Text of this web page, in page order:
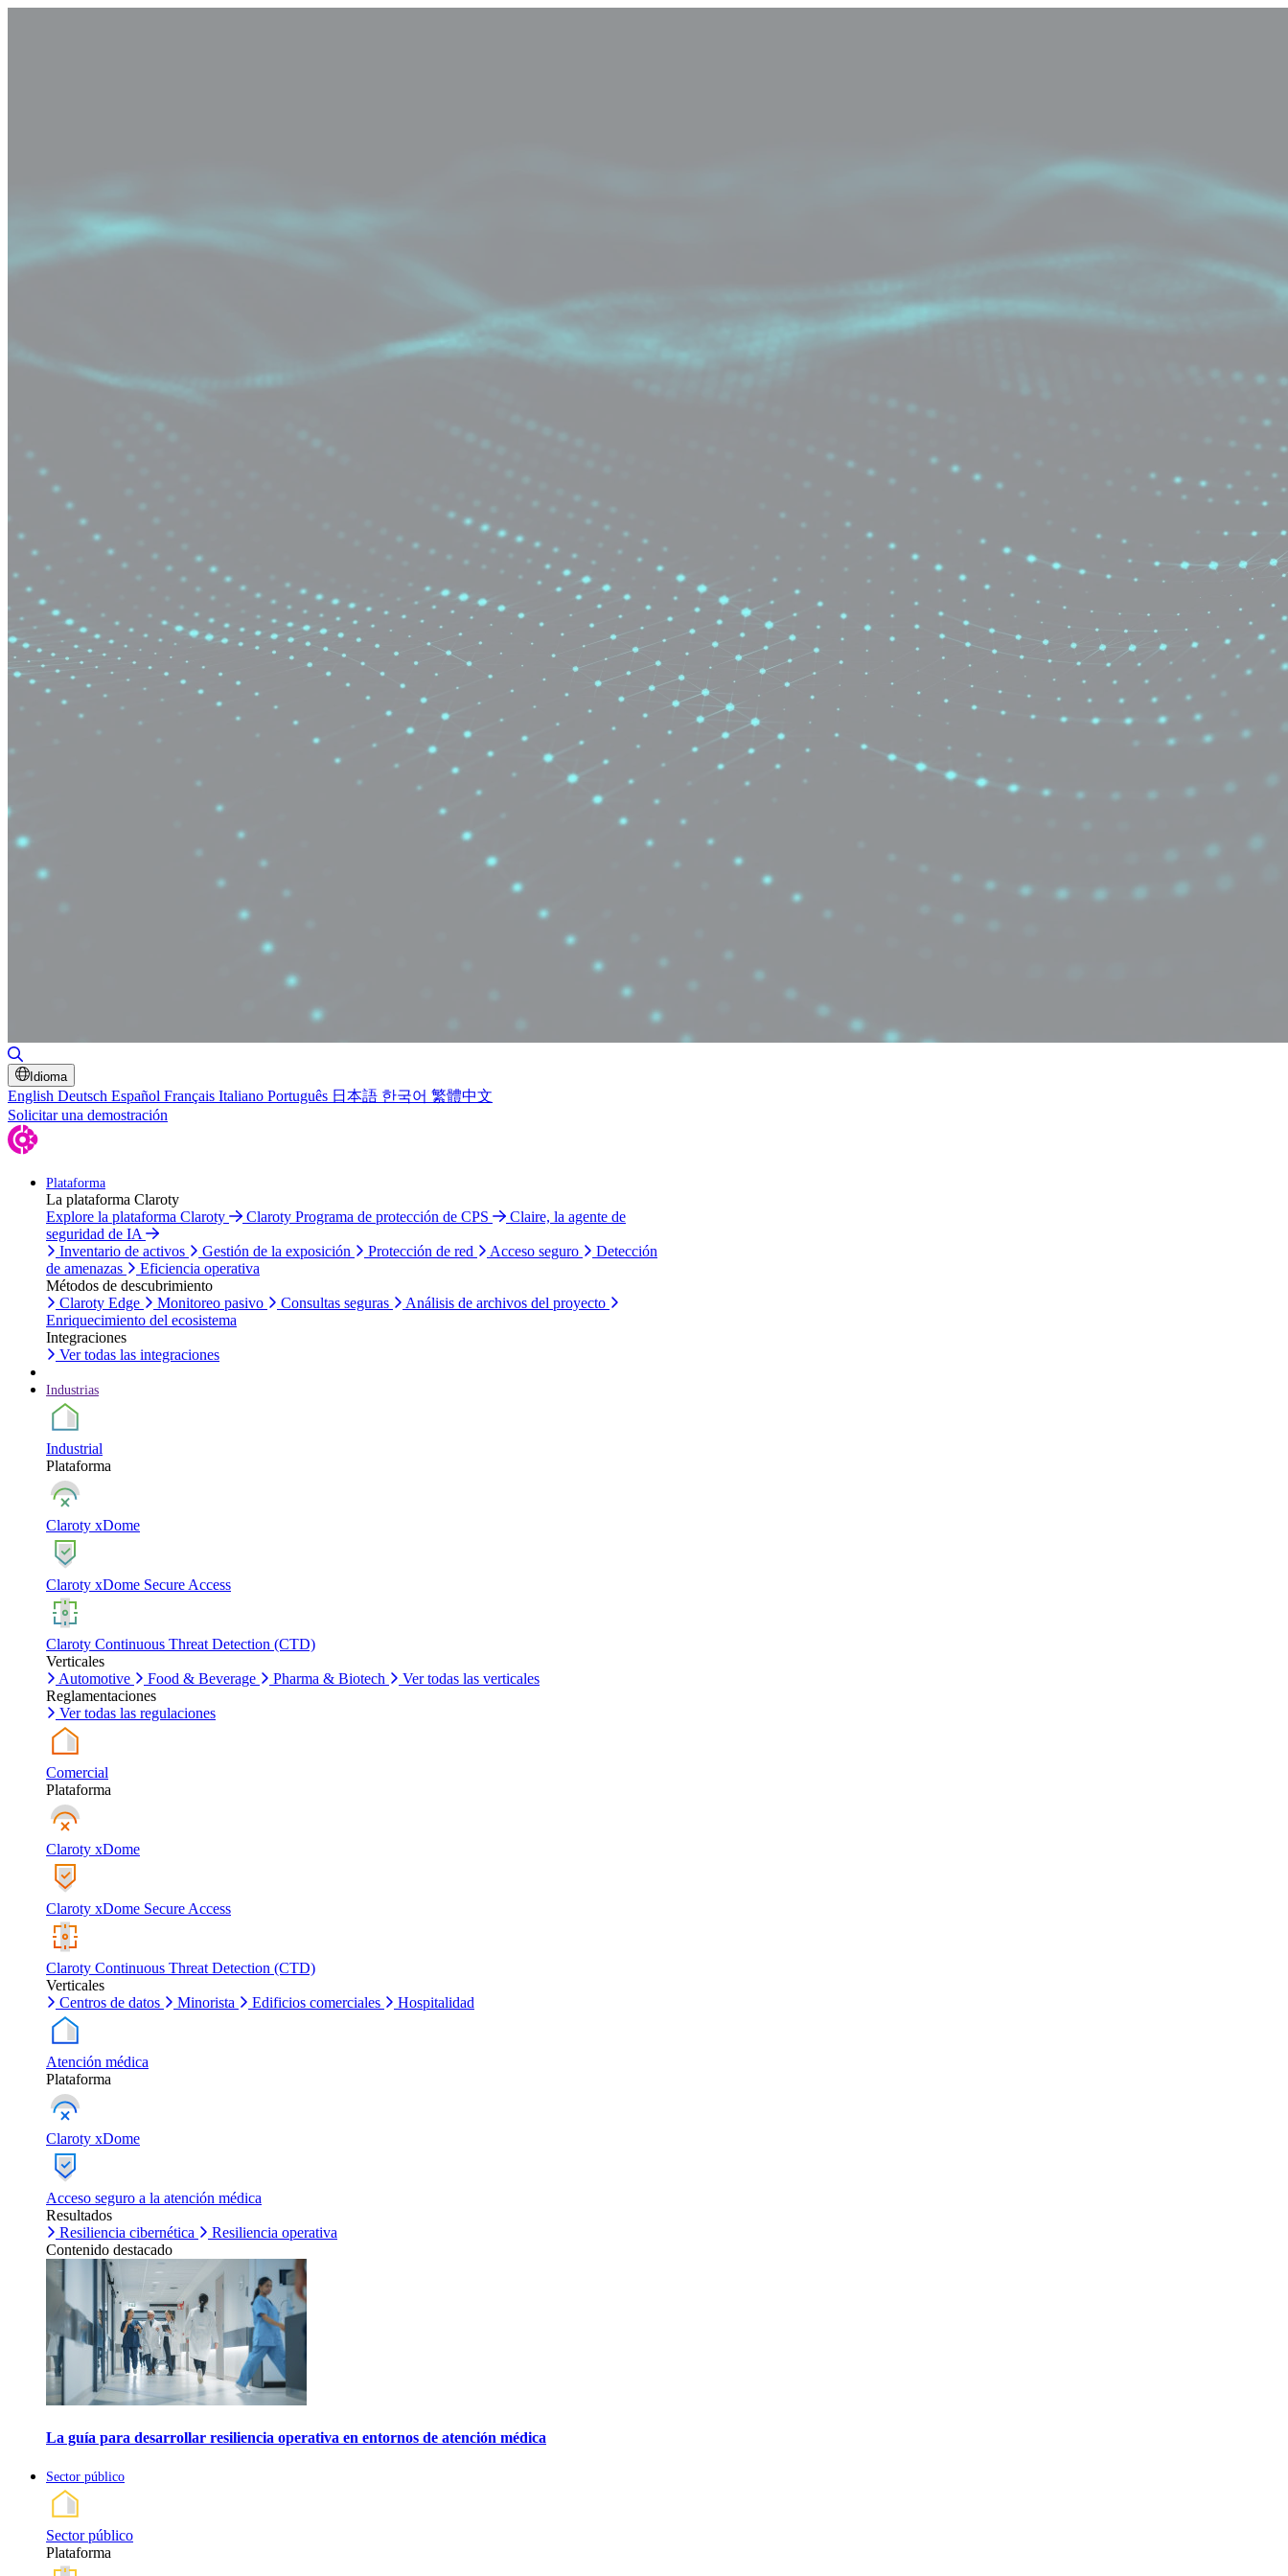
Idioma
English Deutsch Español Français Italiano Português 日本語 한국어 繁體中文
Solicitar una demostración
Plataforma
La plataforma Claroty
Explore la plataforma Claroty
Claroty Programa de protección de CPS
Claire, la agente de
seguridad de IA
Inventario de activos
Gestión de la exposición Protección de red Acceso seguro
Detección
de amenazas
Eficiencia operativa
Métodos de descubrimiento
Claroty Edge
Monitoreo pasivo Consultas seguras
Análisis de archivos del proyecto
Enriquecimiento del ecosistema
Integraciones
Ver todas las integraciones
Industrias
Industrial
Plataforma
Claroty xDome
Claroty xDome Secure Access
Claroty Continuous Threat Detection (CTD)
Verticales
Automotive
Food & Beverage Pharma & Biotech
Ver todas las verticales
Reglamentaciones
Ver todas las regulaciones
Comercial
Plataforma
Claroty xDome
Claroty xDome Secure Access
Claroty Continuous Threat Detection (CTD)
Verticales
Centros de datos
Minorista Edificios comerciales Hospitalidad
Atención médica
Plataforma
Claroty xDome
Acceso seguro a la atención médica
Resultados
Resiliencia cibernética
Resiliencia operativa
Contenido destacado
La guía para desarrollar resiliencia operativa en entornos de atención médica
Sector público
Sector público
Plataforma